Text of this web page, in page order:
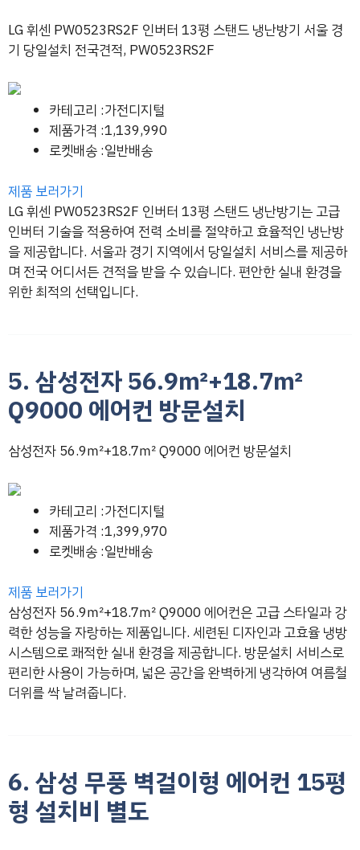
LG 휘센 PW0523RS2F 인버터 13평 스탠드 냉난방기 서울 경
기 당일설치 전국견적, PW0523RS2F
카테고리 :가전디지털
제품가격 :1,139,990
로켓배송 :일반배송
제품 보러가기
LG 휘센 PW0523RS2F 인버터 13평 스탠드 냉난방기는 고급
인버터 기술을 적용하여 전력 소비를 절약하고 효율적인 냉난방
을 제공합니다. 서울과 경기 지역에서 당일설치 서비스를 제공하
며 전국 어디서든 견적을 받을 수 있습니다. 편안한 실내 환경을
위한 최적의 선택입니다.
5. 삼성전자 56.9㎡+18.7㎡
Q9000 에어컨 방문설치
삼성전자 56.9㎡+18.7㎡ Q9000 에어컨 방문설치
카테고리 :가전디지털
제품가격 :1,399,970
로켓배송 :일반배송
제품 보러가기
삼성전자 56.9㎡+18.7㎡ Q9000 에어컨은 고급 스타일과 강
력한 성능을 자랑하는 제품입니다. 세련된 디자인과 고효율 냉방
시스템으로 쾌적한 실내 환경을 제공합니다. 방문설치 서비스로
편리한 사용이 가능하며, 넓은 공간을 완벽하게 냉각하여 여름철
더위를 싹 날려줍니다.
6. 삼성 무풍 벽걸이형 에어컨 15평
형 설치비 별도